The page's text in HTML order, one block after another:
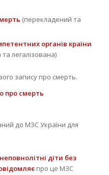
(перекладений та
органів країни
легалізована)
запису про смерть.
про смерть
до МЗС України для
неповнолітні діти без
про це МЗС